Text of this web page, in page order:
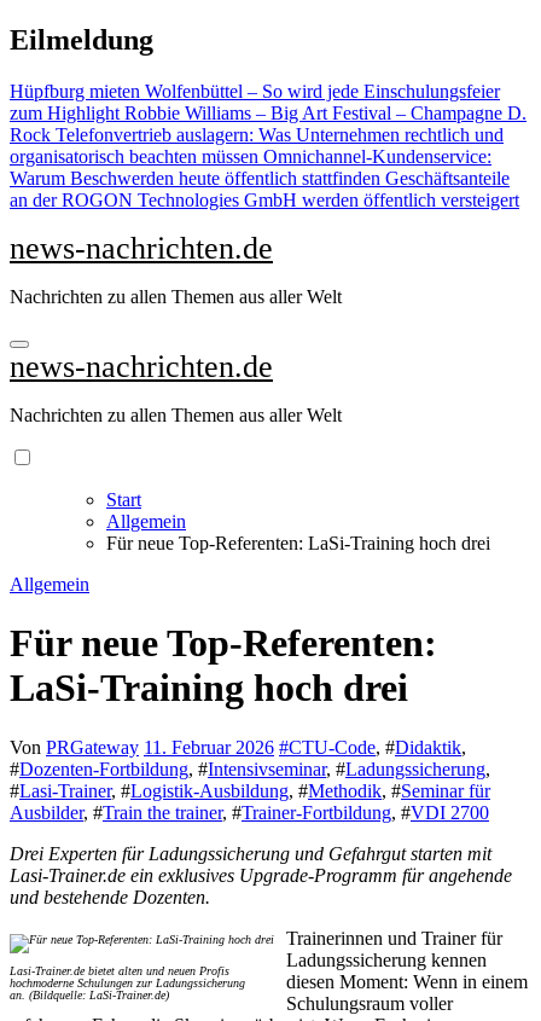
Zu
Inhalten
Eilmeldung
Hüpfburg mieten Wolfenbüttel – So wird jede Einschulungsfeier
zum Highlight Robbie Williams – Big Art Festival – Champagne D.
Rock Telefonvertrieb auslagern: Was Unternehmen rechtlich und
organisatorisch beachten müssen Omnichannel-Kundenservice:
Warum Beschwerden heute öffentlich stattfinden Geschäftsanteile
an der ROGON Technologies GmbH werden öffentlich versteigert
news-nachrichten.de
Nachrichten zu allen Themen aus aller Welt
news-nachrichten.de
Nachrichten zu allen Themen aus aller Welt
Start
Allgemein
Für neue Top-Referenten: LaSi-Training hoch drei
Allgemein
Für neue Top-Referenten:
LaSi-Training hoch drei
Von PRGateway 11. Februar 2026 #CTU-Code, #Didaktik,
#Dozenten-Fortbildung, #Intensivseminar, #Ladungssicherung,
#Lasi-Trainer, #Logistik-Ausbildung, #Methodik, #Seminar für
Ausbilder, #Train the trainer, #Trainer-Fortbildung, #VDI 2700
Drei Experten für Ladungssicherung und Gefahrgut starten mit
Lasi-Trainer.de ein exklusives Upgrade-Programm für angehende
und bestehende Dozenten.
Lasi-Trainer.de bietet alten und neuen Profis
hochmoderne Schulungen zur Ladungssicherung
an. (Bildquelle: LaSi-Trainer.de)
Trainerinnen und Trainer für
Ladungssicherung kennen
diesen Moment: Wenn in einem
Schulungsraum voller